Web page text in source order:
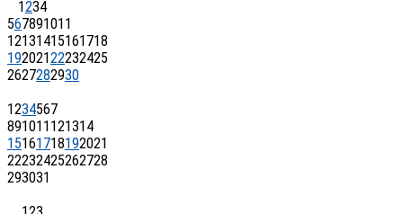
1234
567891011
12131415161718
19202122232425
2627282930
1234567
891011 121314
15161718192021
22232425262728
293031